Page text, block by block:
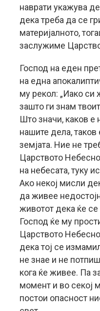
наврати укажува
дека треба да се
материјалното,
заслужиме
Господ на еден
на една
му рекол: „Иако си
зашто ги знам
Што значи, каков е
нашите дела, таков
земјата. Ние не
Царството
на небесата, туку
Ако некој мисли
да живее
животот дека ќе
Господ ќе му
Царството
дека тој се
не знае и не
кога ќе живее. Па
момент и во секој
постои опасност